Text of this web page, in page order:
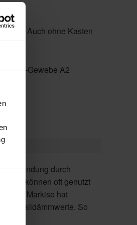
Auch ohne Kasten
Gewebe A2